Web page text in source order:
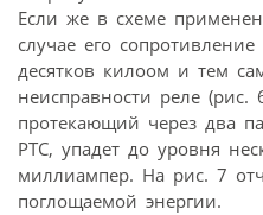
Если же в схеме
случае его
десятков килоом и тем
неисправности реле
протекающий через два
PTC, упадет до уровня
миллиампер. На рис. 7
поглощаемой энергии.